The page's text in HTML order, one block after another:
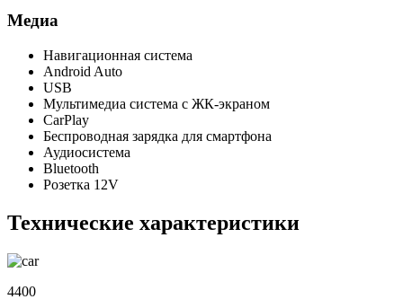
Медиа
Навигационная система
Android Auto
USB
Мультимедиа система с ЖК-экраном
CarPlay
Беспроводная зарядка для смартфона
Аудиосистема
Bluetooth
Розетка 12V
Технические характеристики
4400